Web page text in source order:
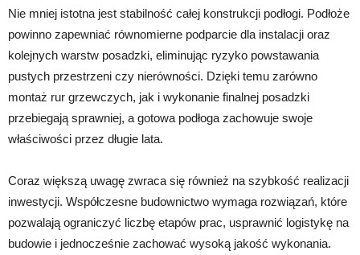
Nie mniej istotna jest stabilność całej konstrukcji podłogi. Podłoże
powinno zapewniać równomierne podparcie dla instalacji oraz
kolejnych warstw posadzki, eliminując ryzyko powstawania
pustych przestrzeni czy nierówności. Dzięki temu zarówno
montaż rur grzewczych, jak i wykonanie finalnej posadzki
przebiegają sprawniej, a gotowa podłoga zachowuje swoje
właściwości przez długie lata.
Coraz większą uwagę zwraca się również na szybkość realizacji
inwestycji. Współczesne budownictwo wymaga rozwiązań, które
pozwalają ograniczyć liczbę etapów prac, usprawnić logistykę na
budowie i jednocześnie zachować wysoką jakość wykonania.